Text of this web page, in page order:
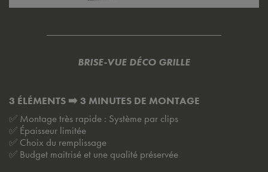
BRISE-VUE DÉCO GRILLE
3 ÉLÉMENTS ➡️ 3 MINUTES DE MONTAGE
✅ Montage très rapide : Système par clips
✅ Épaisseur limitée
✅ Choix du remplissage
✅ Budget maitrisé et une qualité préservée